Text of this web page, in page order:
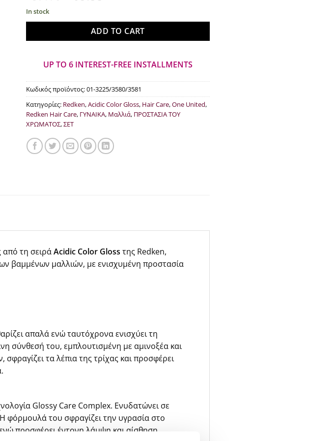
was:
€87.10.
τιμή
είναι:
€65.33.
In stock
ADD TO CART
UP TO 6 INTEREST-FREE INSTALLMENTS
Κωδικός προϊόντος:01-3225/3580/3581
Κατηγορίες: Redken,Acidic Color Gloss, Hair Care,One United,
Redken Hair Care, ΓΥΝΑΙΚΑ, Μαλλιά, ΠΡΟΣΤΑΣΙΑ ΤΟΥ
ΧΡΩΜΑΤΟΣ,ΣΕΤ
από τη σειράAcidic Color Gloss της Redken,
βαμμένων μαλλιών, με ενισχυμένη προστασία
απαλά ενώ ταυτόχρονα ενισχύει τη
σύνθεσή του, εμπλουτισμένη με αμινοξέα και
τα λέπια της τρίχας και προσφέρει
Glossy Care Complex. Ενυδατώνει σε
φόρμουλά του σφραγίζει την υγρασία στο
προσφέρει έντονη λάμψη και αίσθηση